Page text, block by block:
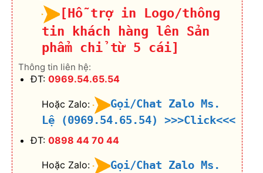
[Hỗ trợ in Logo/thông
tin khách hàng lên Sản
phẩm chỉ từ 5 cái]
Thông tin liên hệ:
ĐT: 0969.54.65.54
Hoặc Zalo:
Gọi/Chat Zalo Ms.
Lệ (0969.54.65.54)
>>>Click<<<
ĐT: 0898 44 70 44
Hoặc Zalo:
Gọi/Chat Zalo Ms.